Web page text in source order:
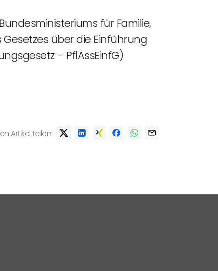
für Familie,
über die Einführung
– PflAssEinfG)
Artikel teilen: